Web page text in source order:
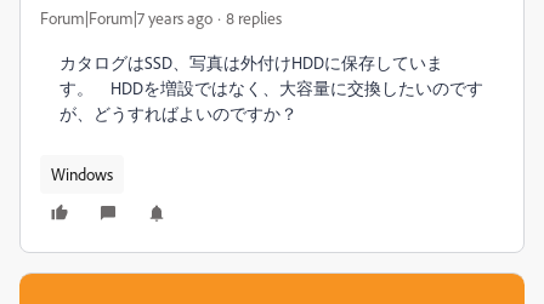
Forum|Forum|7 years ago 8 replies
カタログはSSD、写真は外付けHDDに保存していま
す。 HDDを増設ではなく、大容量に交換したいのです
が、どうすればよいのですか？
Windows